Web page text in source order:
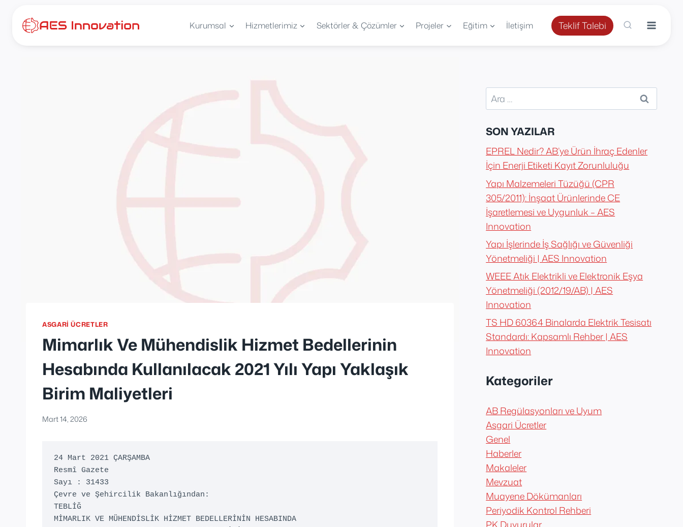
Kurumsal Hizmetlerimiz Sektörler & Çözümler Projeler Eğitim İletişim Teklif Talebi
ASGARI ÜCRETLER
Mimarlık Ve Mühendislik Hizmet Bedellerinin
Hesabında Kullanılacak 2021 Yılı Yapı Yaklaşık
Birim Maliyetleri
Mart 14, 2026
24 Mart 2021 ÇARŞAMBA
Resmî Gazete
Sayı : 31433
Çevre ve Şehircilik Bakanlığından:
TEBLİĞ
MİMARLIK VE MÜHENDİSLİK HİZMET BEDELLERİNİN HESABINDA
Arama:
SON YAZILAR
EPREL Nedir? AB’ye Ürün İhraç Edenler
İçin Enerji Etiketi Kayıt Zorunluluğu
Yapı Malzemeleri Tüzüğü (CPR
305/2011): İnşaat Ürünlerinde CE
İşaretlemesi ve Uygunluk – AES
Innovation
Yapı İşlerinde İş Sağlığı ve Güvenliği
Yönetmeliği | AES Innovation
WEEE Atık Elektrikli ve Elektronik Eşya
Yönetmeliği (2012/19/AB) | AES
Innovation
TS HD 60364 Binalarda Elektrik Tesisatı
Standardı: Kapsamlı Rehber | AES
Innovation
Kategoriler
AB Regülasyonları ve Uyum
Asgari Ücretler
Genel
Haberler
Makaleler
Mevzuat
Muayene Dökümanları
Periyodik Kontrol Rehberi